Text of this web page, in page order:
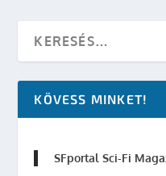
KÖVESS MINKET!
SFportal Sci-Fi